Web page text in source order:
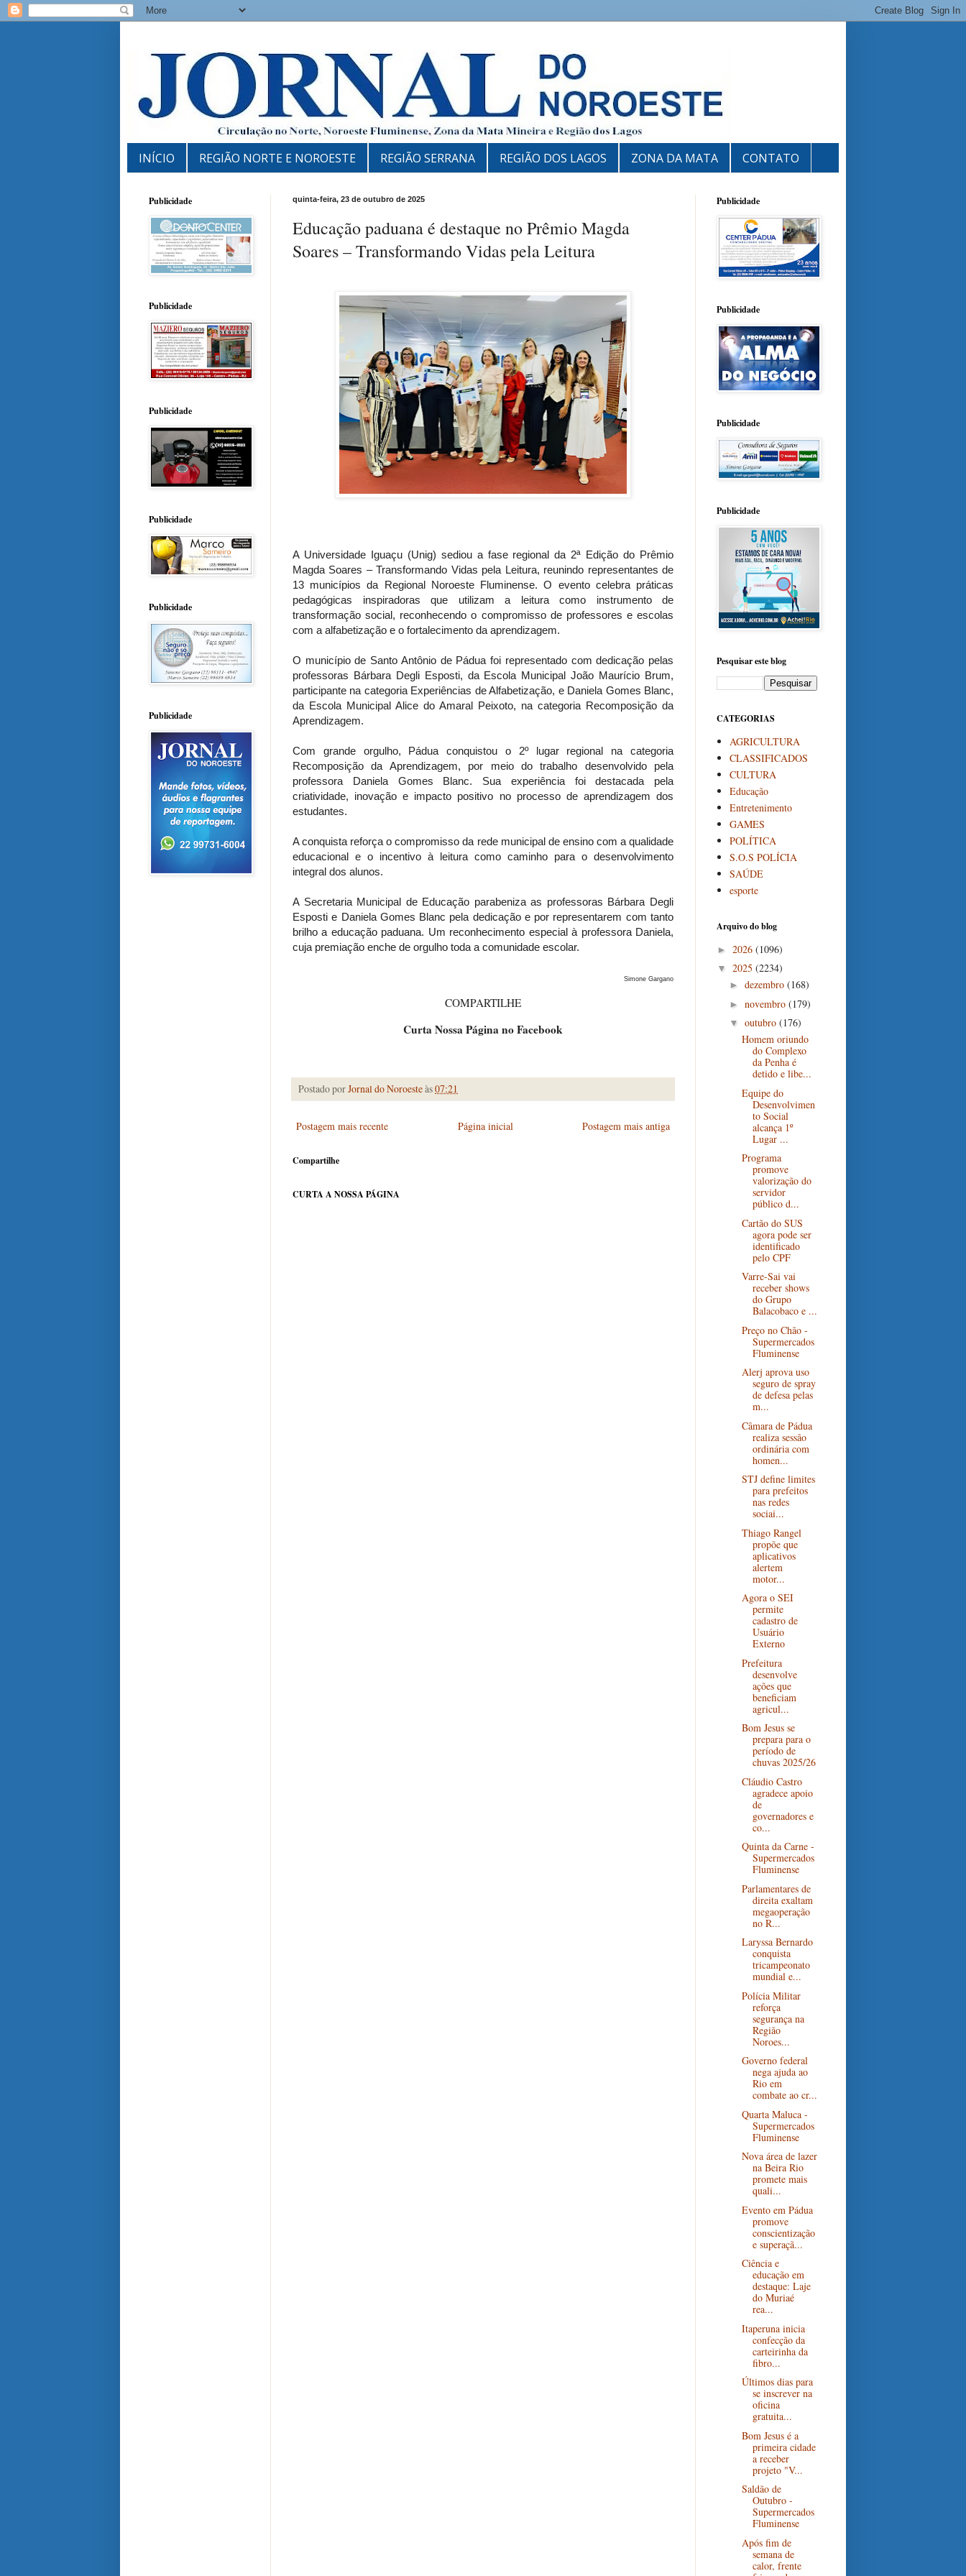
INÍCIO REGIÃO NORTE E NOROESTE REGIÃO SERRANA REGIÃO DOS LAGOS ZONA DA MATA CONTATO
quinta-feira, 23 de outubro de 2025
Educação paduana é destaque no Prêmio Magda
Soares – Transformando Vidas pela Leitura
A Universidade Iguaçu (Unig) sediou a fase regional da 2ª Edição do Prêmio
Magda Soares – Transformando Vidas pela Leitura, reunindo representantes de
13 municípios da Regional Noroeste Fluminense. O evento celebra práticas
pedagógicas inspiradoras que utilizam a leitura como instrumento de
transformação social, reconhecendo o compromisso de professores e escolas
com a alfabetização e o fortalecimento da aprendizagem.
O município de Santo Antônio de Pádua foi representado com dedicação pelas
professoras Bárbara Degli Esposti, da Escola Municipal João Maurício Brum,
participante na categoria Experiências de Alfabetização, e Daniela Gomes Blanc,
da Escola Municipal Alice do Amaral Peixoto, na categoria Recomposição da
Aprendizagem.
Com grande orgulho, Pádua conquistou o 2º lugar regional na categoria
Recomposição da Aprendizagem, por meio do trabalho desenvolvido pela
professora Daniela Gomes Blanc. Sua experiência foi destacada pela
criatividade, inovação e impacto positivo no processo de aprendizagem dos
estudantes.
A conquista reforça o compromisso da rede municipal de ensino com a qualidade
educacional e o incentivo à leitura como caminho para o desenvolvimento
integral dos alunos.
A Secretaria Municipal de Educação parabeniza as professoras Bárbara Degli
Esposti e Daniela Gomes Blanc pela dedicação e por representarem com tanto
brilho a educação paduana. Um reconhecimento especial à professora Daniela,
cuja premiação enche de orgulho toda a comunidade escolar.
Simone Gargano
COMPARTILHE
Curta Nossa Página no Facebook
Postado porJornal do Noroesteàs07:21
Postagem mais recente Postagem mais antiga
Página inicial
Compartilhe
CURTA A NOSSA PÁGINA
Publicidade
Publicidade
Publicidade
Publicidade
Publicidade
Publicidade
Publicidade
Publicidade
Publicidade
Publicidade
Pesquisar este blog
CATEGORIAS
AGRICULTURA
CLASSIFICADOS
CULTURA
Educação
Entretenimento
GAMES
POLÍTICA
S.O.S POLÍCIA
SAÚDE
esporte
Arquivo do blog
► 2026 (1096)
▼ 2025 (2234)
► dezembro (168)
► novembro (179)
▼ outubro (176)
Homem oriundo
do Complexo
da Penha é
detido e libe...
Equipe do
Desenvolvimen
to Social
alcança 1º
Lugar ...
Programa
promove
valorização do
servidor
público d...
Cartão do SUS
agora pode ser
identificado
pelo CPF
Varre-Sai vai
receber shows
do Grupo
Balacobaco e ...
Preço no Chão -
Supermercados
Fluminense
Alerj aprova uso
seguro de spray
de defesa pelas
m...
Câmara de Pádua
realiza sessão
ordinária com
homen...
STJ define limites
para prefeitos
nas redes
sociai...
Thiago Rangel
propõe que
aplicativos
alertem
motor...
Agora o SEI
permite
cadastro de
Usuário
Externo
Prefeitura
desenvolve
ações que
beneficiam
agricul...
Bom Jesus se
prepara para o
período de
chuvas 2025/26
Cláudio Castro
agradece apoio
de
governadores e
co...
Quinta da Carne -
Supermercados
Fluminense
Parlamentares de
direita exaltam
megaoperação
no R...
Laryssa Bernardo
conquista
tricampeonato
mundial e...
Polícia Militar
reforça
segurança na
Região
Noroes...
Governo federal
nega ajuda ao
Rio em
combate ao cr...
Quarta Maluca -
Supermercados
Fluminense
Nova área de lazer
na Beira Rio
promete mais
quali...
Evento em Pádua
promove
conscientização
e superaçã...
Ciência e
educação em
destaque: Laje
do Muriaé
rea...
Itaperuna inicia
confecção da
carteirinha da
fibro...
Últimos dias para
se inscrever na
oficina
gratuita...
Bom Jesus é a
primeira cidade
a receber
projeto "V...
Saldão de
Outubro -
Supermercados
Fluminense
Após fim de
semana de
calor, frente